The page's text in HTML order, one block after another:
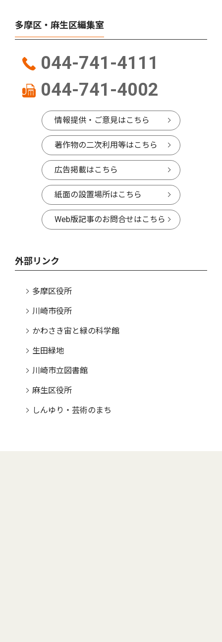
多摩区・麻生区編集室
044-741-4111
044-741-4002
情報提供・ご意見はこちら
著作物の二次利用等はこちら
広告掲載はこちら
紙面の設置場所はこちら
Web版記事のお問合せはこちら
外部リンク
多摩区役所
川崎市役所
かわさき宙と緑の科学館
生田緑地
川崎市立図書館
麻生区役所
しんゆり・芸術のまち